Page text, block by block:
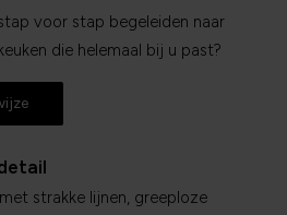
voor stap begeleiden naar
die helemaal bij u past?
strakke lijnen, greeploze